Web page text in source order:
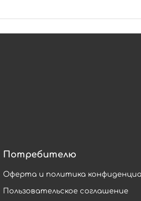
Потребителю
Оферта и политика
Пользовательское соглашение